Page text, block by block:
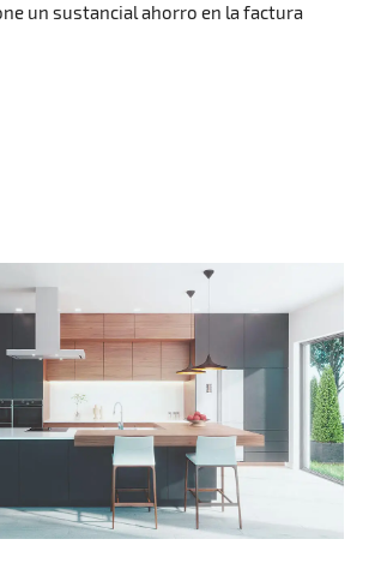
un sustancial ahorro en la factura